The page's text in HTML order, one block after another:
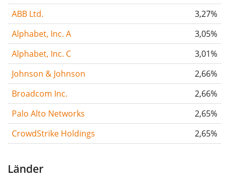
ABB Ltd.
3,27%
Alphabet, Inc. A
3,05%
Alphabet, Inc. C
3,01%
Johnson & Johnson
2,66%
Broadcom Inc.
2,66%
Palo Alto Networks
2,65%
CrowdStrike Holdings
2,65%
Länder